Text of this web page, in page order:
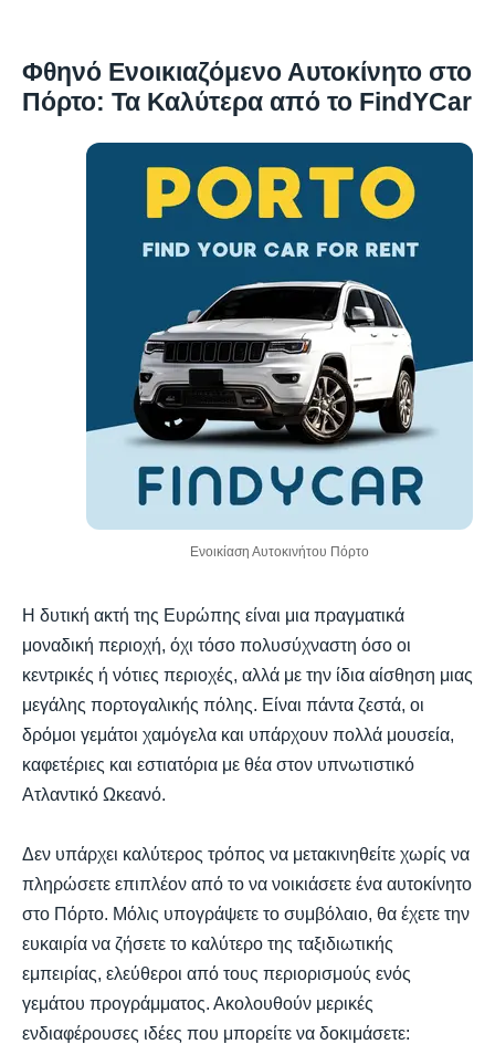
Φθηνό Ενοικιαζόμενο Αυτοκίνητο στο
Πόρτο: Τα Καλύτερα από το FindYCar
Ενοικίαση Αυτοκινήτου Πόρτο
Η δυτική ακτή της Ευρώπης είναι μια πραγματικά
μοναδική περιοχή, όχι τόσο πολυσύχναστη όσο οι
κεντρικές ή νότιες περιοχές, αλλά με την ίδια αίσθηση μιας
μεγάλης πορτογαλικής πόλης. Είναι πάντα ζεστά, οι
δρόμοι γεμάτοι χαμόγελα και υπάρχουν πολλά μουσεία,
καφετέριες και εστιατόρια με θέα στον υπνωτιστικό
Ατλαντικό Ωκεανό.
Δεν υπάρχει καλύτερος τρόπος να μετακινηθείτε χωρίς να
πληρώσετε επιπλέον από το να νοικιάσετε ένα αυτοκίνητο
στο Πόρτο. Μόλις υπογράψετε το συμβόλαιο, θα έχετε την
ευκαιρία να ζήσετε το καλύτερο της ταξιδιωτικής
εμπειρίας, ελεύθεροι από τους περιορισμούς ενός
γεμάτου προγράμματος. Ακολουθούν μερικές
ενδιαφέρουσες ιδέες που μπορείτε να δοκιμάσετε: